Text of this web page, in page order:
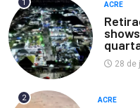
1 ACRE
28 de
2 ACRE